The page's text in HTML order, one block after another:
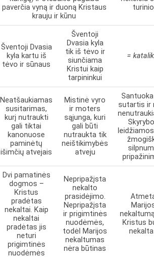
paverčia vyną ir duoną Kristaus
krauju ir kūnu
turinio
Šventoji Dvasia
kyla kartu iš
tėvo ir sūnaus
Šventoji
Dvasia kyla
tik iš tėvo ir
siunčiama
Kristui kaip
tarpininkui
=
Neatšaukiamas
susitarimas,
kurį nutraukti
gali tiktai
kanonuose
paminėtų
išimčių atvejais
Mistinė vyro
ir moters
sąjunga, kuri
gali būti
nutraukta tik
neištikimybės
atveju
sutartis ir
Dvi pamatinės
dogmos –
Kristus
pradėtas
nekaltai. Kaip
nekaltai
pradėtas jis
neturi
prigimtinės
nuodėmės
Nepripažįsta
nekalto
prasidėjimo.
Nepripažįsta
ir prigimtinės
nuodėmės,
todėl Marijos
nekaltumas
nėra būtinas
Kristus